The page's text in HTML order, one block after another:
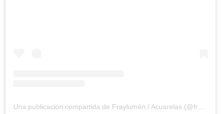
Una publicación compartida de Fraylumén / Acuarelas (@fraylumen)